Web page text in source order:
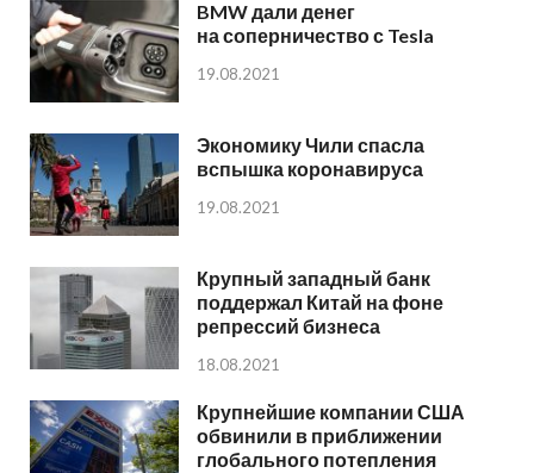
BMW дали денег
на соперничество с Tesla
19.08.2021
Экономику Чили спасла
вспышка коронавируса
19.08.2021
Крупный западный банк
поддержал Китай на фоне
репрессий бизнеса
18.08.2021
Крупнейшие компании США
обвинили в приближении
глобального потепления